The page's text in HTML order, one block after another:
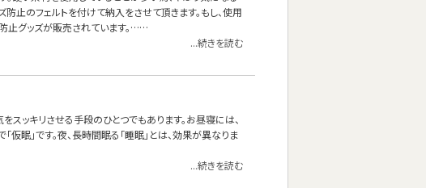
止のフェルトを付けて納入をさせて頂きます。もし、使用
止グッズが販売されています。……
...続きを読む
スッキリさせる手段のひとつでもあります。お昼寝には、
眠」です。夜、長時間眠る「睡眠」とは、効果が異なりま
...続きを読む